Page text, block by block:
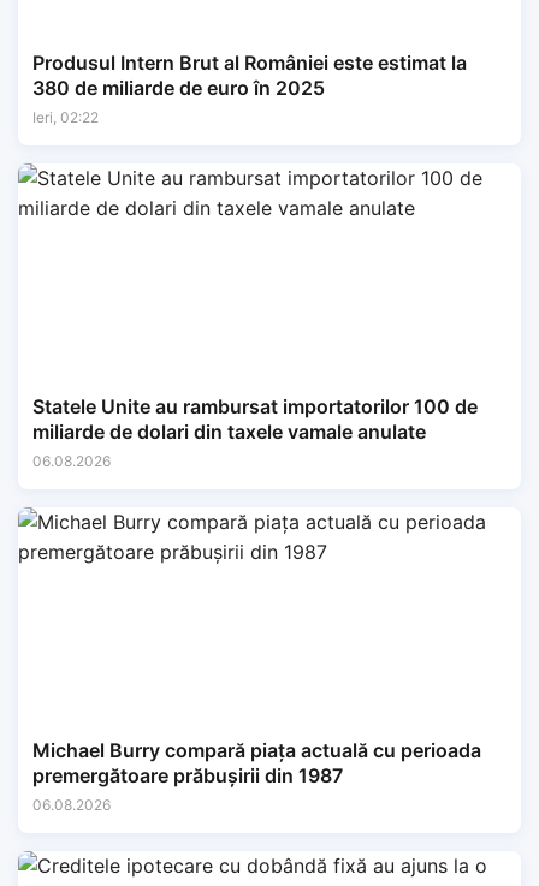
Produsul Intern Brut al României este estimat la
380 de miliarde de euro în 2025
Ieri, 02:22
Statele Unite au rambursat importatorilor 100 de
miliarde de dolari din taxele vamale anulate
06.08.2026
Michael Burry compară piața actuală cu perioada
premergătoare prăbușirii din 1987
06.08.2026